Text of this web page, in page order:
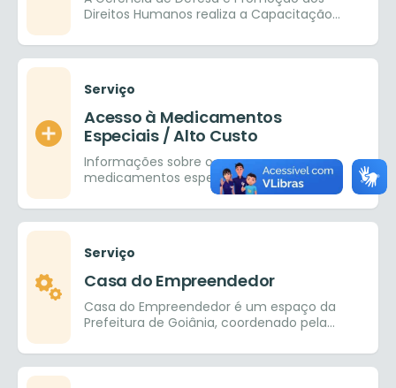
Direitos Humanos realiza a Capacitação
município e público
Serviço
Acesso à Medicamentos
Especiais / Alto Custo
Informações sobre o acesso a
medicamentos especiais / alto custo
Serviço
Casa do Empreendedor
Casa do Empreendedor é um espaço da
Prefeitura de Goiânia, coordenado pela
Indústria, Comércio, Agricultura e Serviços,
em parceria com o SEBRAE.